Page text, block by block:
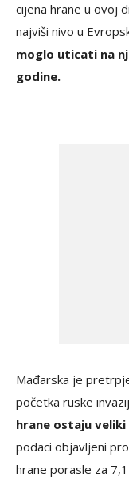
cijena hrane u ovoj
najviši nivo u
moglo uticati na
godine.
Mađarska je
početka ruske
hrane ostaju
podaci objavljeni
hrane porasle za